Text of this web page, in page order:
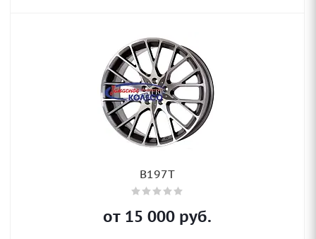
B197T
от 15 000 руб.